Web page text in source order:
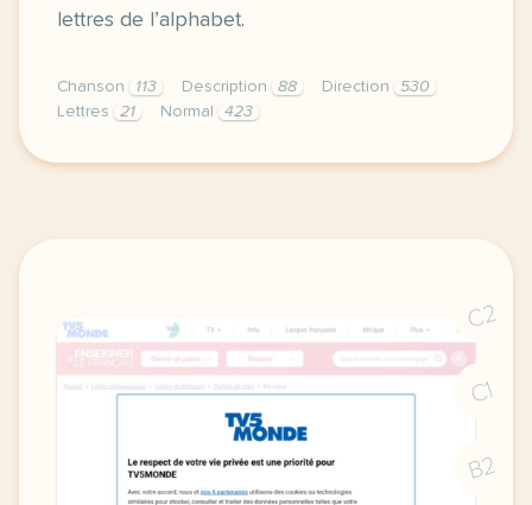
lettres de l’alphabet.
Chanson 113 Description 88 Direction
530
Lettres
21 Normal 423
didomi host didomi components button cursor
C2
C1
B2